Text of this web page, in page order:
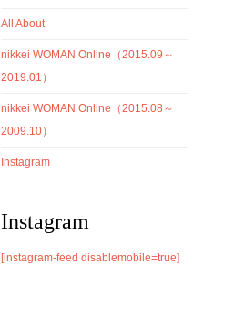
All About
nikkei WOMAN Online（2015.09～
2019.01）
nikkei WOMAN Online（2015.08～
2009.10）
Instagram
Instagram
[instagram-feed disablemobile=true]